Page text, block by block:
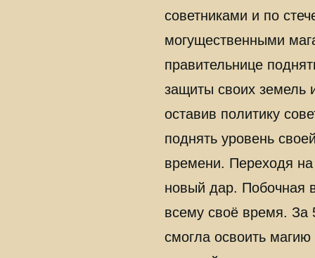
советниками и по
могущественными
правительнице
защиты своих земель
оставив политику
поднять уровень
времени. Переходя
новый дар. Побочная
всему своё время. За
смогла освоить